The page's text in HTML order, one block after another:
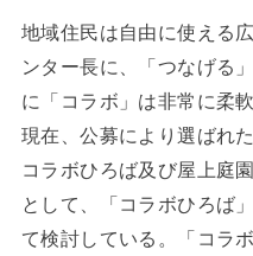
地域住民は自由に使える
ンター長に、「つなげる
に「コラボ」は非常に柔
現在、公募により選ばれ
コラボひろば及び屋上庭
として、「コラボひろば
て検討している。「コラ